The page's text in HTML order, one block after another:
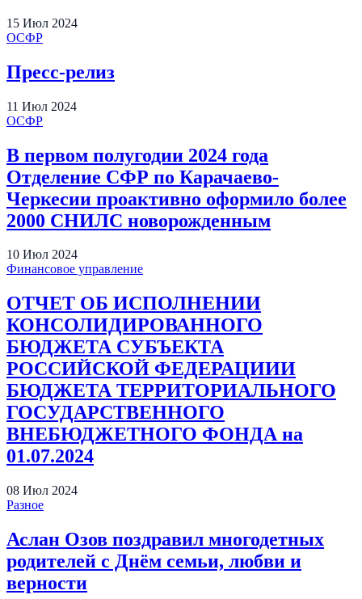
15 Июл 2024
ОСФР
Пресс-релиз
11 Июл 2024
ОСФР
В первом полугодии 2024 года
Отделение СФР по Карачаево-
Черкесии проактивно оформило более
2000 СНИЛС новорожденным
10 Июл 2024
Финансовое управление
ОТЧЕТ ОБ ИСПОЛНЕНИИ
КОНСОЛИДИРОВАННОГО
БЮДЖЕТА СУБЪЕКТА
РОССИЙСКОЙ ФЕДЕРАЦИИИ
БЮДЖЕТА ТЕРРИТОРИАЛЬНОГО
ГОСУДАРСТВЕННОГО
ВНЕБЮДЖЕТНОГО ФОНДА на
01.07.2024
08 Июл 2024
Разное
Аслан Озов поздравил многодетных
родителей с Днём семьи, любви и
верности